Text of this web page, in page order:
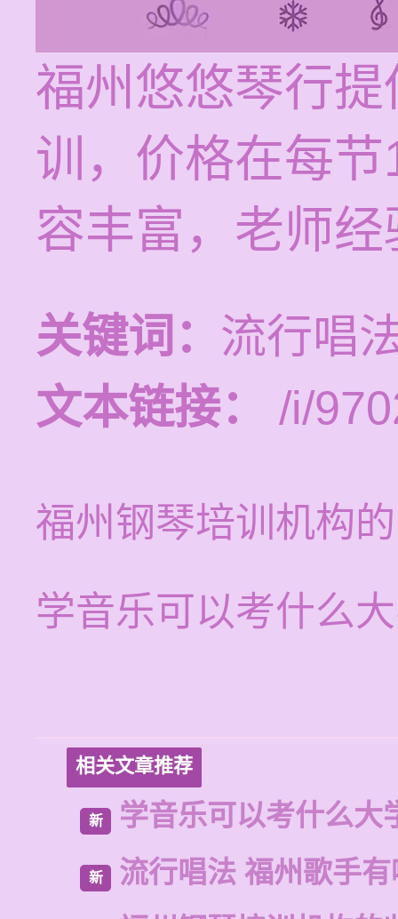
福州悠悠琴行
训，价格在每
容丰富，老师
关键词： 流行唱
文本链接：
/i/
福州钢琴培训机构
学音乐可以考什么
相关文章推荐
新 学音乐可以考什么大
新
流行唱法 福州歌手